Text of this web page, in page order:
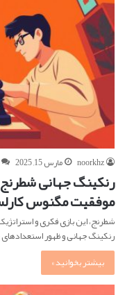
noorkhz مارس 15, 2025
موفقیت مگنوس
شطرنج، این بازی فکری و
رنکینگ جهانی و ظهور
بیشتر بخوانید »